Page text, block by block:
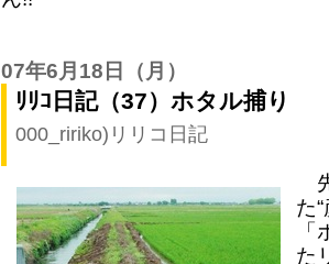
07年6月18日 （月）
ﾘﾘｺ日記（37）ホタル捕り
000_ririko)リリコ日記
た
た